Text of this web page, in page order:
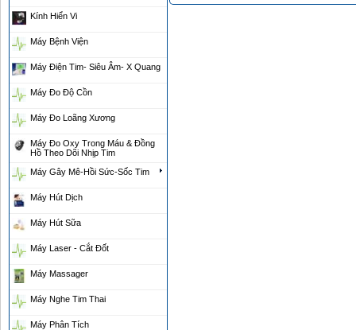
Kính Hiển Vi
Máy Bệnh Viện
Máy Điện Tim- Siêu Âm- X Quang
Máy Đo Độ Cồn
Máy Đo Loãng Xương
Máy Đo Oxy Trong Máu & Đồng
Hồ Theo Dõi Nhịp Tim
Máy Gây Mê-Hồi Sức-Sốc Tim
Máy Hút Dịch
Máy Hút Sữa
Máy Laser - Cắt Đốt
Máy Massager
Máy Nghe Tim Thai
Máy Phân Tích